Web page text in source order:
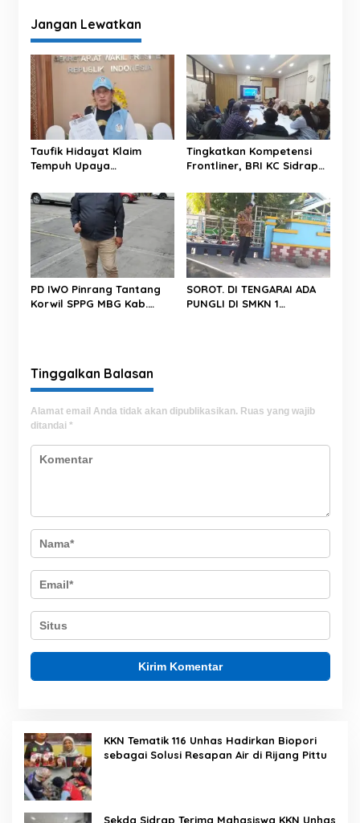
i
g
a
s
i
p
o
s
Jangan Lewatkan
Taufik Hidayat Klaim
Tempuh Upaya
Surat Disampaikan ke
Kantor Wakil Presiden
Tingkatkan Kompetensi
Frontliner, BRI KC Sidrap
Performing CS dan Teller
tahun 2026
PD IWO Pinrang Tantang
Korwil SPPG MBG Kab.
SOROT. DI TENGARAI ADA
PUNGLI DI SMKN 1
Tinggalkan Balasan
Alamat email Anda tidak akan dipublikasikan. Ruas yang wajib
ditandai *
KKN Tematik 116 Unhas Hadirkan Biopori
sebagai Solusi Resapan Air di Rijang Pittu
Sekda Sidrap Terima Mahasiswa KKN Unhas